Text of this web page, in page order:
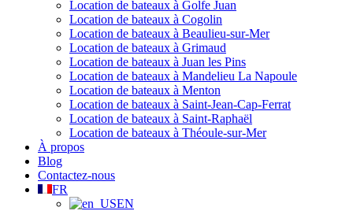
Location de bateaux à Golfe Juan
Location de bateaux à Cogolin
Location de bateaux à Beaulieu-sur-Mer
Location de bateaux à Grimaud
Location de bateaux à Juan les Pins
Location de bateaux à Mandelieu La Napoule
Location de bateaux à Menton
Location de bateaux à Saint-Jean-Cap-Ferrat
Location de bateaux à Saint-Raphaël
Location de bateaux à Théoule-sur-Mer
À propos
Blog
Contactez-nous
FR
EN